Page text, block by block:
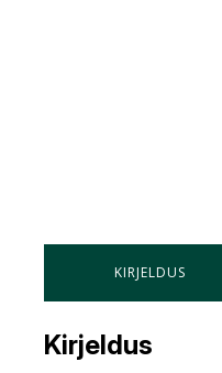
KIRJELDUS
Kirjeldus